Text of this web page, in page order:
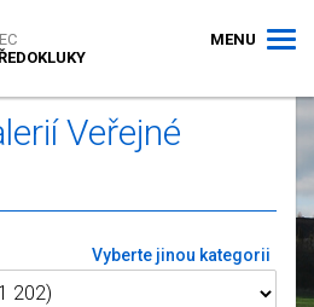
MENU
Veřejné
Vyberte jinou kategorii